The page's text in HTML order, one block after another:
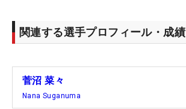
関連する選手プロフィール・成績
菅沼 菜々
Nana Suganuma